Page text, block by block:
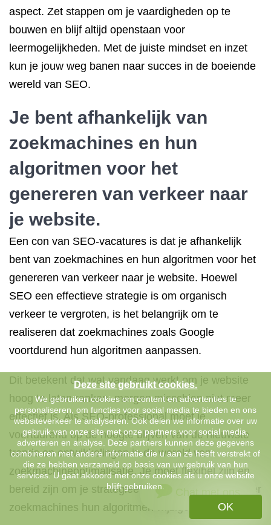
aspect. Zet stappen om je vaardigheden op te
bouwen en blijf altijd openstaan voor
leermogelijkheden. Met de juiste mindset en inzet
kun je jouw weg banen naar succes in de boeiende
wereld van SEO.
Je bent afhankelijk van
zoekmachines en hun
algoritmen voor het
genereren van verkeer naar
je website.
Een con van SEO-vacatures is dat je afhankelijk
bent van zoekmachines en hun algoritmen voor het
genereren van verkeer naar je website. Hoewel
SEO een effectieve strategie is om organisch
verkeer te vergroten, is het belangrijk om te
realiseren dat zoekmachines zoals Google
voortdurend hun algoritmen aanpassen.
Dit betekent dat wat vandaag werkt om je website
hoog te laten ranken, morgen misschien niet meer
effectief is. Als SEO-professional moet je
voortdurend op de hoogte blijven van de nieuwste
trends en ontwikkelingen in de wereld van
zoekmachineoptimalisatie. Je moet flexibel zijn en
bereid zijn om je strategieën aan te passen wanneer
zoekmachines hun algoritmen wijzigen.
Chat met ons
Deze site gebruikt cookies.
We gebruiken cookies om content en advertenties te
personaliseren, om functies voor social media te bieden en ons
websiteverkeer te analyseren. Ook delen we informatie over uw
gebruik van onze site met onze partners voor social media,
adverteren en analyse. Deze partners kunnen deze gegevens
combineren met andere informatie die u aan ze heeft verstrekt of
die ze hebben verzameld op basis van uw gebruik van hun
services. U gaat akkoord met onze cookies als u onze website
blijft gebruiken.
OK